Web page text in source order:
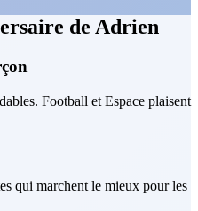
de Adrien
Football et Espace plaisent
qui marchent le mieux pour les